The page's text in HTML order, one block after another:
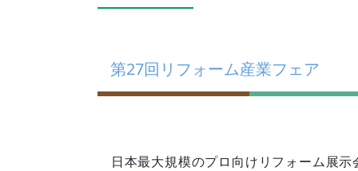
第27回リフォーム産業フェア
日本最大規模のプロ向けリフォーム展示